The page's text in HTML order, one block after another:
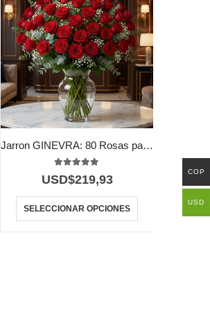
Jarron GINEVRA: 80 Rosas para una Declaración de Amor Inolvidable ⚜️
5.00out of 5
USD$219,93
SELECCIONAR OPCIONES
COP
USD